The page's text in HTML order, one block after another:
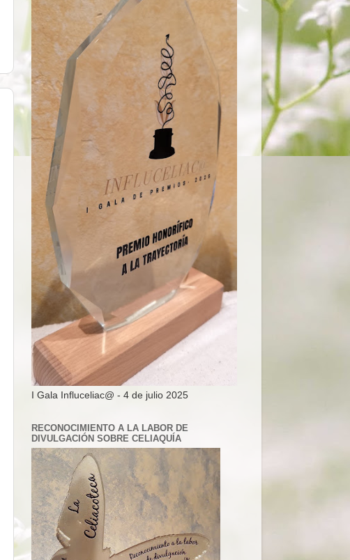
I Gala Influceliac@ - 4 de julio 2025
RECONOCIMIENTO A LA LABOR DE
DIVULGACIÓN SOBRE CELIAQUÍA